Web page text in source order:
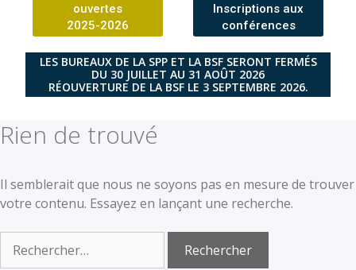
ouvertes
2025-2026
Inscriptions aux
conférences
LES BUREAUX DE LA SPP ET LA BSF SERONT FERMÉS
DU 30 JUILLET AU 31 AOÛT 2026
RÉOUVERTURE DE LA BSF LE 3 SEPTEMBRE 2026.
Rien de trouvé
Il semblerait que nous ne soyons pas en mesure de trouver
votre contenu. Essayez en lançant une recherche.